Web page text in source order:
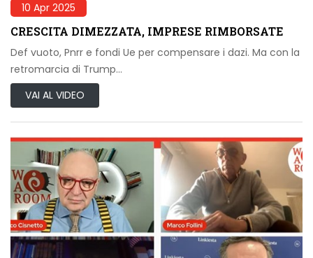
10 Apr 2025
CRESCITA DIMEZZATA, IMPRESE RIMBORSATE
Def vuoto, Pnrr e fondi Ue per compensare i dazi. Ma con la
retromarcia di Trump…
VAI AL VIDEO